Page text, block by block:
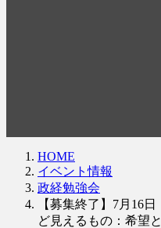
HOME
イベント情報
政経勉強会
【募集終了】7月16
ど見えるもの：希望